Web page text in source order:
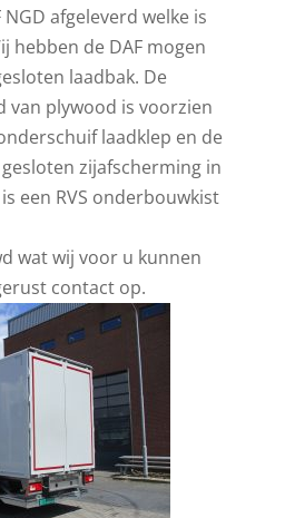
NGD afgeleverd welke is
hebben de DAF mogen
laadbak. De
van plywood is voorzien
laadklep en de
zijafscherming in
een RVS onderbouwkist
wat wij voor u kunnen
contact op.